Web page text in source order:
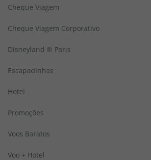
Cheque Viagem
Cheque Viagem Corporativo
Disneyland ® Paris
Escapadinhas
Hotel
Promoções
Voos Baratos
Voo + Hotel